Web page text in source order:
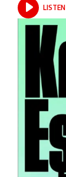
LISTEN